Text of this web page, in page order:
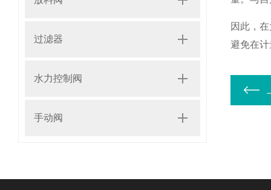
过滤器
水力控制阀
手动阀
因此，
避免在